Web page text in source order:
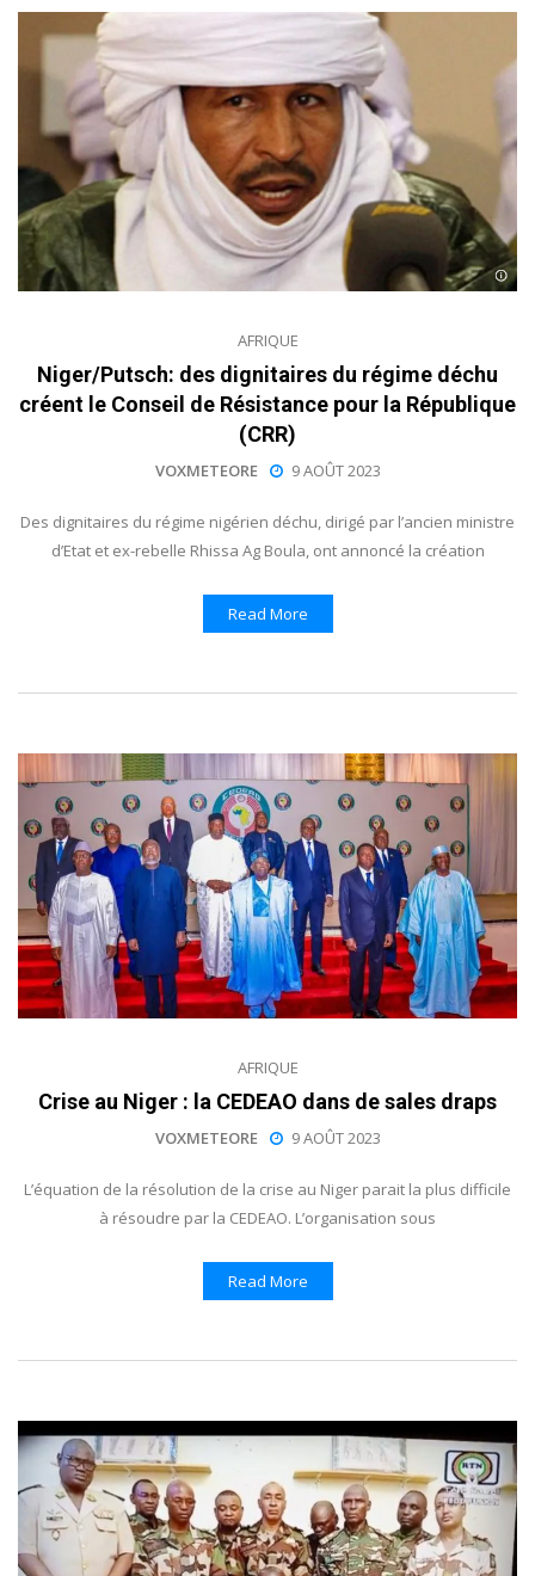
AFRIQUE
Niger/Putsch: des dignitaires du régime déchu
créent le Conseil de Résistance pour la République
(CRR)
VOXMETEORE 9 AOÛT 2023
Des dignitaires du régime nigérien déchu, dirigé par l’ancien ministre
d’Etat et ex-rebelle Rhissa Ag Boula, ont annoncé la création
Read More
AFRIQUE
Crise au Niger : la CEDEAO dans de sales draps
VOXMETEORE 9 AOÛT 2023
L’équation de la résolution de la crise au Niger parait la plus difficile
à résoudre par la CEDEAO. L’organisation sous
Read More